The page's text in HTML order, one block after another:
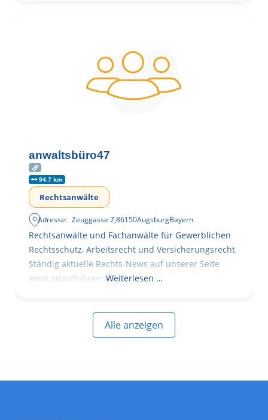
anwaltsbüro47
94.7 km
Rechtsanwälte
Adresse: Zeuggasse 7,86150AugsburgBayern
Rechtsanwälte und Fachanwälte für Gewerblichen
Rechtsschutz, Arbeitsrecht und Versicherungsrecht
Ständig aktuelle Rechts-News auf unserer Seite
www.anwaltsbuero47.deWeiterlesen …
Alle anzeigen